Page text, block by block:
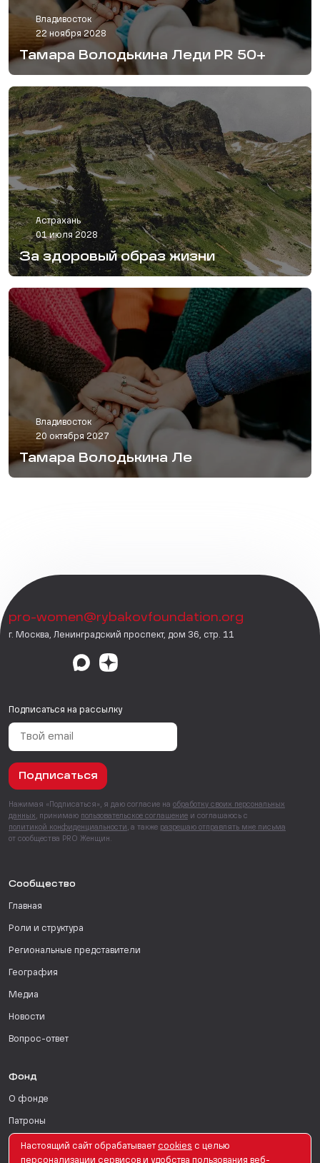
Владивосток
22 ноября 2028
Тамара Володькина Леди PR 50+
Астрахань
01 июля 2028
За здоровый образ жизни
Владивосток
20 октября 2027
Тамара Володькина Ле
pro-women@rybakovfoundation.org
г. Москва, Ленинградский проспект, дом 36, стр. 11
Подписаться на рассылку
Подписаться
Нажимая «Подписаться», я даю согласие на обработку своих персональных
данных , принимаю пользовательское соглашение и соглашаюсь с
политикой конфиденциальности , а также разрешаю отправлять мне письма
от сообщества PRO Женщин.
Сообщество
Главная
Роли и структура
Региональные представители
География
Медиа
Новости
Вопрос-ответ
Фонд
О фонде
Патроны
Поддержать
Настоящий сайт обрабатывает сookies с целью
персонализации сервисов и удобства пользования веб-